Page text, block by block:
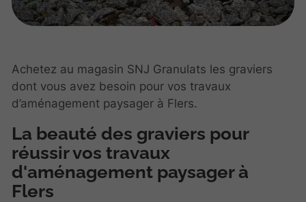
Achetez au magasin SNJ Granulats les graviers
dont vous avez besoin pour vos travaux
d’aménagement paysager à Flers.
La beauté des graviers pour
réussir vos travaux
d'aménagement paysager à
Flers